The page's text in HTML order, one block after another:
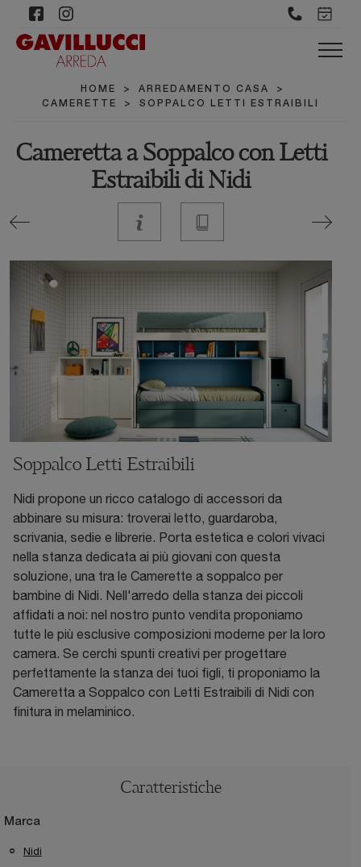
HOME > ARREDAMENTO CASA
>
CAMERETTE
> SOPPALCO LETTI ESTRAIBILI
Cameretta a Soppalco con Letti
Estraibili di Nidi
Soppalco Letti Estraibili
Nidi propone un ricco catalogo di accessori da
abbinare su misura: troverai letto, guardaroba,
scrivania, sedie e librerie. Porta estetica e colori vivaci
nella stanza dedicata ai più giovani con questa
soluzione, una tra le Camerette a soppalco per
bambine di Nidi. Nell'arredo della stanza dei piccoli
affidati a noi: nel nostro punto vendita proponiamo
tutte le più esclusive composizioni moderne per la loro
camera. Se cerchi spunti creativi per progettare
perfettamente la stanza dei tuoi figli, ti proponiamo la
Cameretta a Soppalco con Letti Estraibili di Nidi con
finitura in melaminico.
Caratteristiche
Marca
Nidi